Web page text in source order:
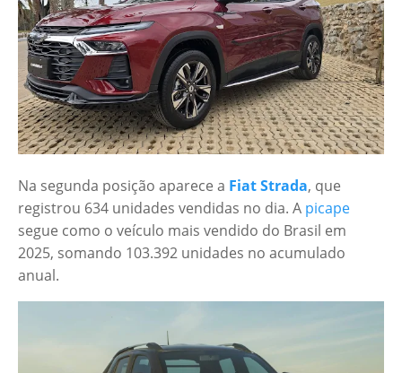
Na segunda posição aparece a Fiat Strada, que
registrou 634 unidades vendidas no dia. A picape
segue como o veículo mais vendido do Brasil em
2025, somando 103.392 unidades no acumulado
anual.